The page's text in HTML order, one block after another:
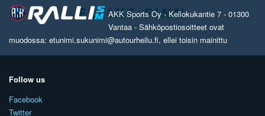
AKK Sports Oy - Kellokukantie 7 - 01300
Vantaa - Sähköpostiosoitteet ovat
muodossa: etunimi.sukunimi@autourheilu.fi, ellei toisin mainittu
Follow us
Facebook
Twitter